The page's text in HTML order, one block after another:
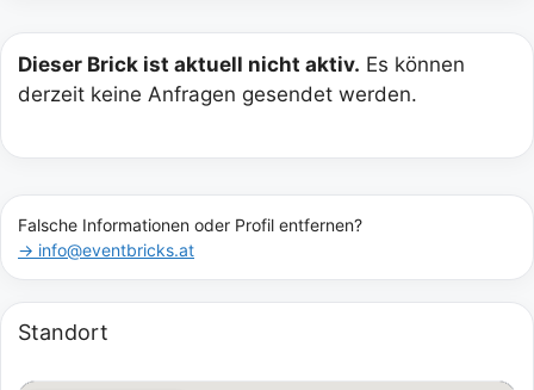
Dieser Brick ist aktuell nicht aktiv. Es können
derzeit keine Anfragen gesendet werden.
Falsche Informationen oder Profil entfernen?
→ info@eventbricks.at
Standort